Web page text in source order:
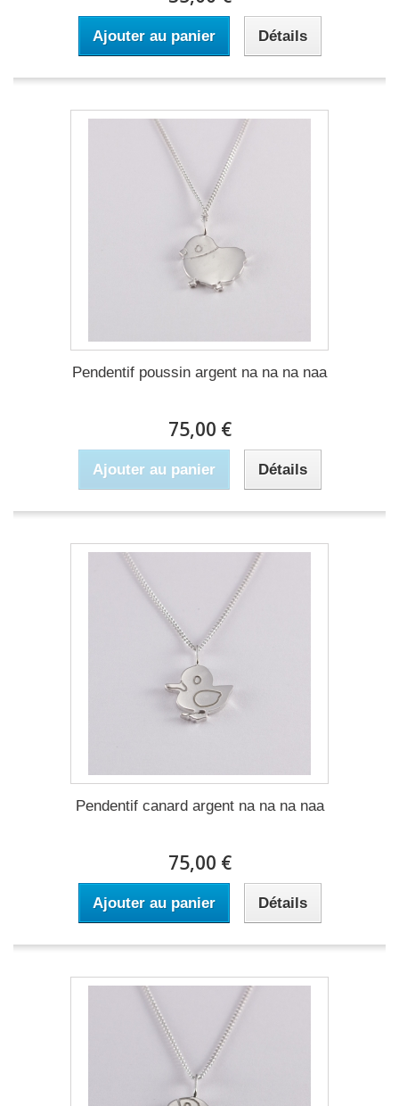
Ajouter au panier Détails
Pendentif poussin argent na na na naa
75,00 €
Ajouter au panier Détails
Pendentif canard argent na na na naa
75,00 €
Ajouter au panier Détails